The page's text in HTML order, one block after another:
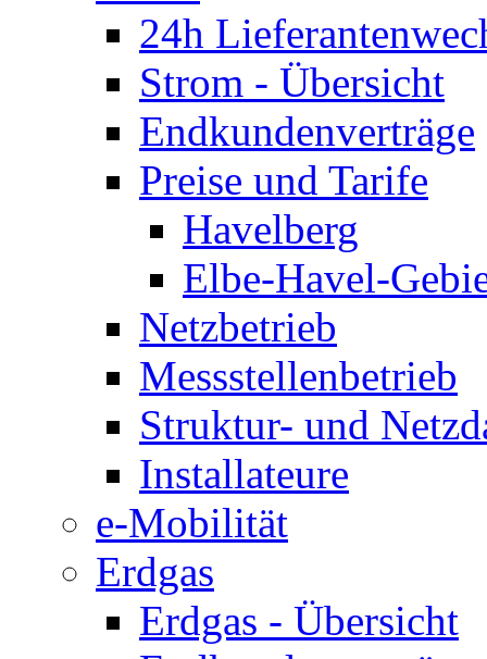
24h
Strom - Übersicht
Endkundenverträge
Preise und Tarife
Havelberg
Elbe-Havel-
Netzbetrieb
Messstellenbetrieb
Struktur- und
Installateure
e-Mobilität
Erdgas
Erdgas - Übersicht